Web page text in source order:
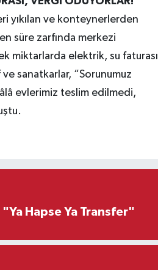
yıkılan ve konteynerlerden
süre zarfında merkezi
miktarlarda elektrik, su faturası
sanatkarlar, “Sorunumuz
evlerimiz teslim edilmedi,
"Ya Hapse Ya Transfer"